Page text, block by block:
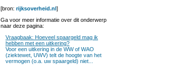
[bron: rijksoverheid.nl]
Ga voor meer informatie over dit onderwerp
naar deze pagina:
Vraagbaak: Hoeveel spaargeld mag ik
hebben met een uitkering?
Voor een uitkering in de WW of WAO
(ziektewet, UWV) telt de hoogte van het
vermogen (o.a. uw spaargeld) niet...